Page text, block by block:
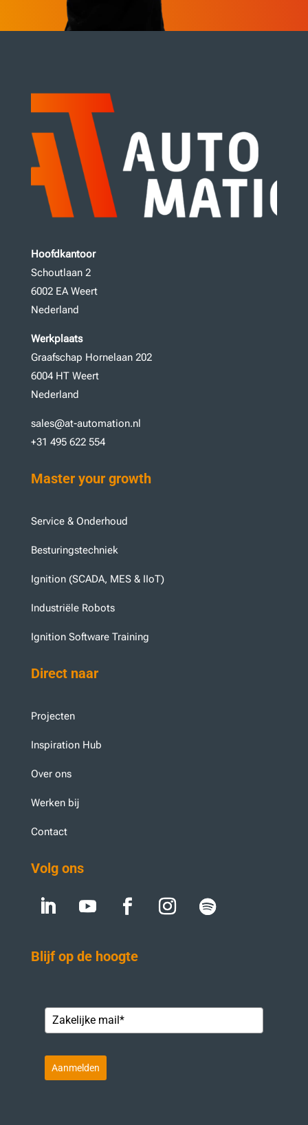
Hoofdkantoor
Schoutlaan 2
6002 EA Weert
Nederland
Werkplaats
Graafschap Hornelaan 202
6004 HT Weert
Nederland
sales@at-automation.nl
+31 495 622 554
Master your growth
Service & Onderhoud
Besturingstechniek
Ignition (SCADA, MES & IIoT)
Industriële Robots
Ignition Software Training
Direct naar
Projecten
Inspiration Hub
Over ons
Werken bij
Contact
Volg ons
Blijf op de hoogte
Aanmelden